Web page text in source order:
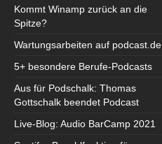
Kommt Winamp zurück an die
Spitze?
Wartungsarbeiten auf podcast.de
5+ besondere Berufe-Podcasts
Aus für Podschalk: Thomas
Gottschalk beendet Podcast
Live-Blog: Audio BarCamp 2021